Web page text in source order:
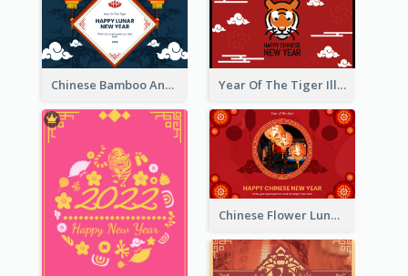
Chinese Bamboo And Lanterns New Year Greeting Card Year Of The Tiger Illustration Chinese New Year Greeting Card
Chinese Flower Lunar New Year Greeting Card